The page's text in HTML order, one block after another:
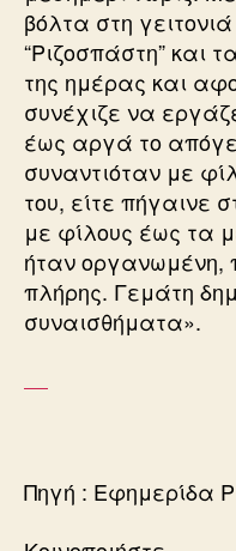
βόλτα στη
“Ριζοσπάστη” και
της ημέρας και
συνέχιζε να
έως αργά το
συναντιόταν με
του, είτε πήγαινε
με φίλους έως τα
ήταν οργανωμένη,
πλήρης. Γεμάτη
συναισθήματα».
Πηγή : Eφημερίδα